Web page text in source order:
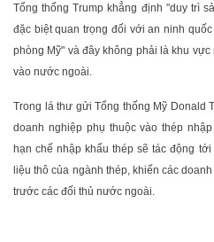
Tổng thống Trump khẳng định "duy trì
đặc biệt quan trọng đối với an ninh
phòng Mỹ" và đây không phải là khu
vào nước ngoài.
Trong lá thư gửi Tổng thống Mỹ Donald
doanh nghiệp phụ thuộc vào thép
hạn chế nhập khẩu thép sẽ tác động
liệu thô của ngành thép, khiến các
trước các đối thủ nước ngoài.